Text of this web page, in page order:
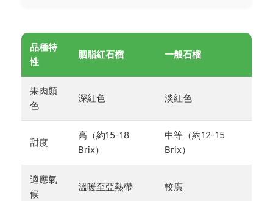
品種特
性
胭脂紅石榴 一般石榴
果肉顏
色
深紅色 淡紅色
甜度
高（約15-18
Brix）
中等（約12-15
Brix）
適應氣
候
溫暖至亞熱帶 較廣